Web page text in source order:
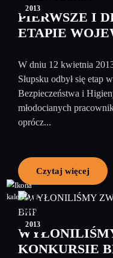
2013
PIERWSZE I
ETAPIE
W dniu 12 kwietnia
Słupsku odbył się etap
Bezpieczeństwa i
młodocianych
oprócz...
Czytaj więcej
26
marzec
2013
KONKURSIE